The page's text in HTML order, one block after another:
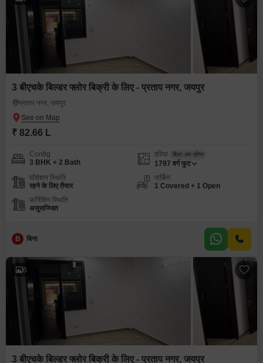
3 बीएचके बिल्डर फ्लोर बिक्री के लिए - प्रताप नगर, जयपुर
प्रताप नगर, जयपुर
₹ 82.66 L
Config
3 BHK + 2 Bath
एरिया बिल्ट-अप एरिया
1797 वर्ग फुट
पॉसेशन स्थिति
रहने के लिए तैयार
पार्किंग
1 Covered + 1 Open
फर्निशिंग स्थिति
असुसज्जित
B बिना
6
3 बीएचके बिल्डर फ्लोर बिक्री के लिए - प्रताप नगर, जयपुर